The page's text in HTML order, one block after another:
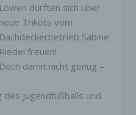
Löwen durften sich über
neue Trikots vom
Dachdeckerbetrieb Sabine
Riedel freuen!
Doch damit nicht genug –
Jugendfußballs und